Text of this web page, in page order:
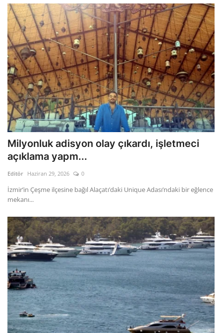
Milyonluk adisyon olay çıkardı, işletmeci
açıklama yapm...
Editör Haziran 29, 2026 0
İzmir’in Çeşme ilçesine bağıl Alaçatı’daki Unique Adası’ndaki bir eğlence
mekanı...